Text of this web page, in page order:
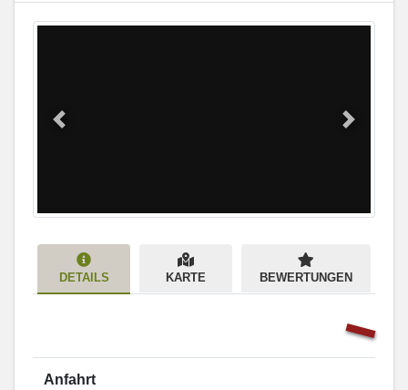
Previous Next
DETAILS KARTE BEWERTUNGEN
Anfahrt